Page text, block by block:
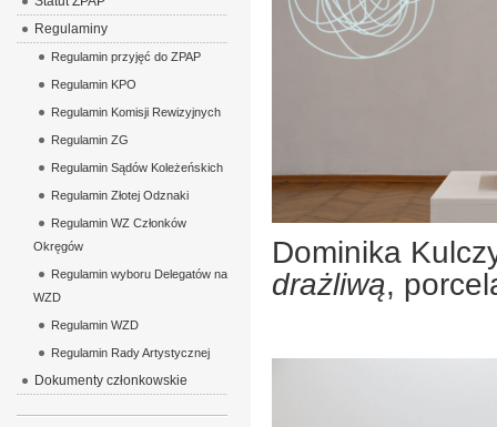
Dominika
drażliwą,
Regulaminy
Regulamin przyjęć do ZPAP
Regulamin KPO
Regulamin Komisji Rewizyjnych
Regulamin ZG
Regulamin Sądów Koleżeńskich
Regulamin Złotej Odznaki
Regulamin WZ Członków
Okręgów
Regulamin wyboru Delegatów na
WZD
Regulamin WZD
Regulamin Rady Artystycznej
Dokumenty członkowskie